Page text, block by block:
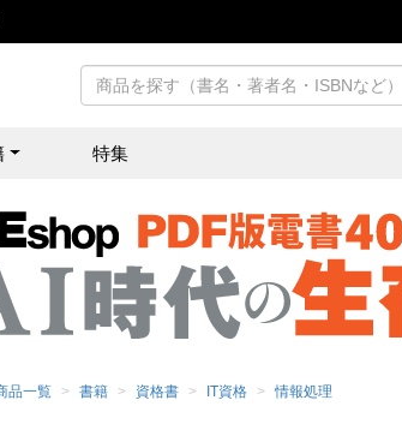
特集
品一覧 書籍 資格書 IT資格 情報処理